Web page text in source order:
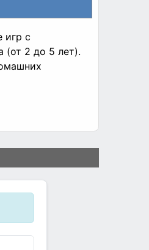
игр с
(от 2 до 5 лет).